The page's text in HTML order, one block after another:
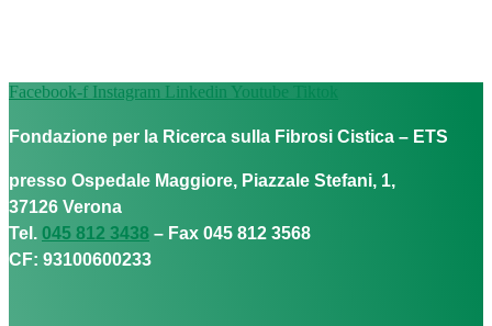
Facebook-f Instagram Linkedin Youtube Tiktok
Fondazione per la Ricerca sulla Fibrosi Cistica – ETS
presso Ospedale Maggiore, Piazzale Stefani, 1,
37126 Verona
Tel. 045 812 3438 – Fax 045 812 3568
CF: 93100600233